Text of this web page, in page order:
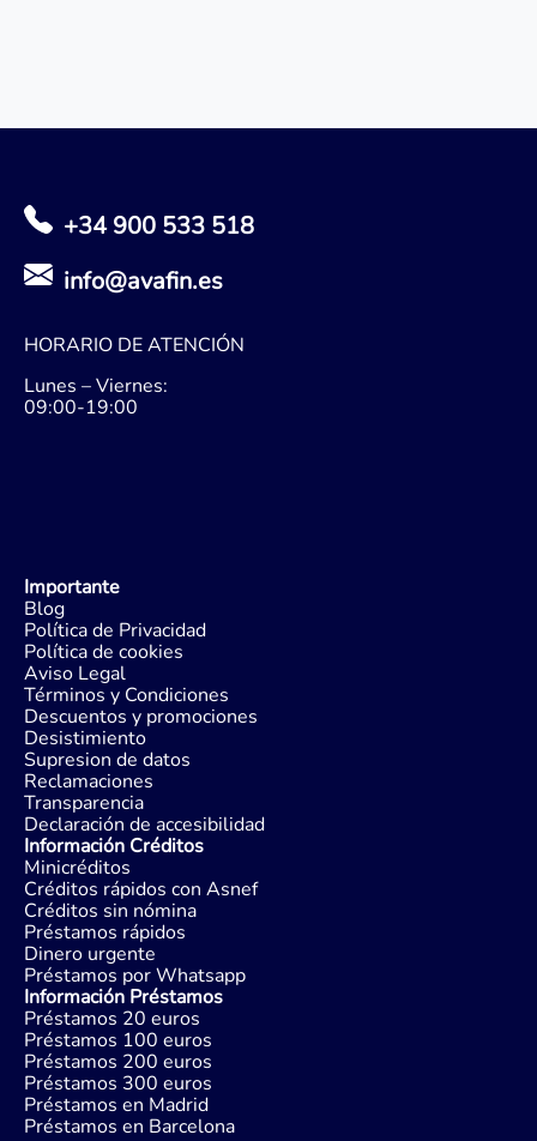
+34 900 533 518
info@avafin.es
HORARIO DE ATENCIÓN
Lunes – Viernes:
09:00-19:00
Importante
Blog
Política de Privacidad
Política de cookies
Aviso Legal
Términos y Condiciones
Descuentos y promociones
Desistimiento
Supresion de datos
Reclamaciones
Transparencia
Declaración de accesibilidad
Información Créditos
Minicréditos
Créditos rápidos con Asnef
Créditos sin nómina
Préstamos rápidos
Dinero urgente
Préstamos por Whatsapp
Información Préstamos
Préstamos 20 euros
Préstamos 100 euros
Préstamos 200 euros
Préstamos 300 euros
Préstamos en Madrid
Préstamos en Barcelona